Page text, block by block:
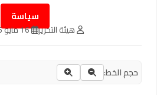
سياسة
هيئة التحرير 16 مايو 2026
حجم الخط: